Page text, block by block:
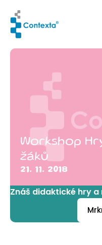
Workshop
žáků
21. 11. 2018
Znáš didaktické hry